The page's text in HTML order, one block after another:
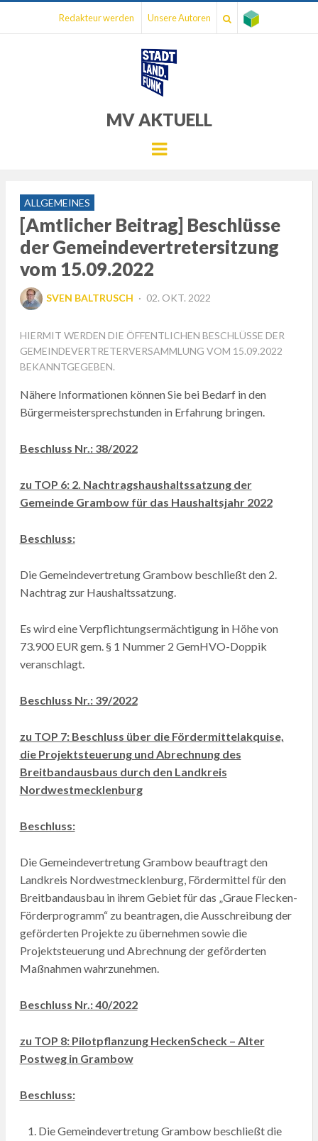
Redakteur werden Unsere Autoren
MV AKTUELL
Menu
ALLGEMEINES
[Amtlicher Beitrag] Beschlüsse
der Gemeindevertretersitzung
vom 15.09.2022
SVEN BALTRUSCH
POSTED
02. OKT. 2022
HIERMIT WERDEN DIE ÖFFENTLICHEN BESCHLÜSSE DER
GEMEINDEVERTRETERVERSAMMLUNG VOM 15.09.2022
BEKANNTGEGEBEN.
Nähere Informationen können Sie bei Bedarf in den
Bürgermeistersprechstunden in Erfahrung bringen.
Beschluss Nr.: 38/2022
zu TOP 6: 2. Nachtragshaushaltssatzung der
Gemeinde Grambow für das Haushaltsjahr 2022
Beschluss:
Die Gemeindevertretung Grambow beschließt den 2.
Nachtrag zur Haushaltssatzung.
Es wird eine Verpflichtungsermächtigung in Höhe von
73.900 EUR gem. § 1 Nummer 2 GemHVO-Doppik
veranschlagt.
Beschluss Nr.: 39/2022
zu TOP 7: Beschluss über die Fördermittelakquise,
die Projektsteuerung und Abrechnung des
Breitbandausbaus durch den Landkreis
Nordwestmecklenburg
Beschluss:
Die Gemeindevertretung Grambow beauftragt den
Landkreis Nordwestmecklenburg, Fördermittel für den
Breitbandausbau in ihrem Gebiet für das „Graue Flecken-
Förderprogramm“ zu beantragen, die Ausschreibung der
geförderten Projekte zu übernehmen sowie die
Projektsteuerung und Abrechnung der geförderten
Maßnahmen wahrzunehmen.
Beschluss Nr.: 40/2022
zu TOP 8: Pilotpflanzung HeckenScheck – Alter
Postweg in Grambow
Beschluss:
Die Gemeindevertretung Grambow beschließt die